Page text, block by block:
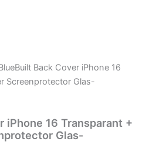
Back Cover iPhone 16
Screenprotector Glas-
iPhone 16 Transparant +
Glas-